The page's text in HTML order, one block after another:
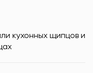
кухонных щипцов и